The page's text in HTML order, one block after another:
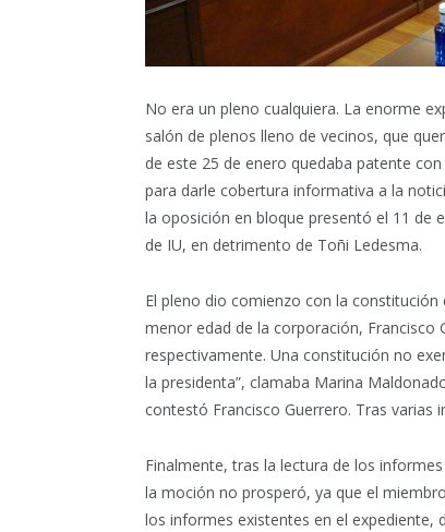
No era un pleno cualquiera. La enorme
salón de plenos lleno de vecinos, que
de este 25 de enero quedaba patente
para darle cobertura informativa a la
la oposición en bloque presentó el 11 de
de IU, en detrimento de Toñi Ledesma.
El pleno dio comienzo con la
menor edad de la corporación, Francisco
respectivamente. Una constitución no
la presidenta”, clamaba Marina
contestó Francisco Guerrero. Tras varias
Finalmente, tras la lectura de los
la moción no prosperó, ya que el
los informes existentes en el expediente,